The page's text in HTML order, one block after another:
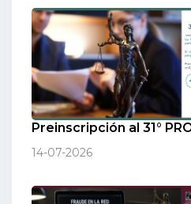
Preinscripción al 31°
14-07-2026